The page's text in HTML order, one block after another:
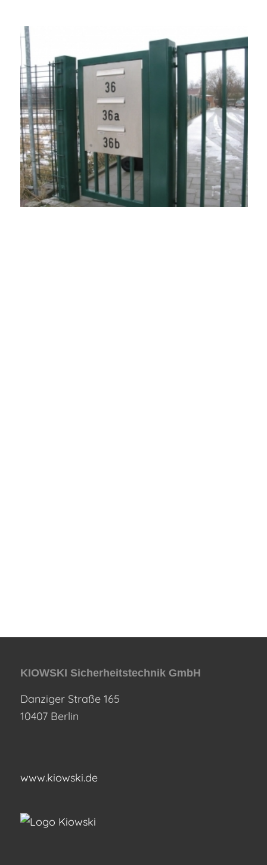
KIOWSKI Sicherheitstechnik GmbH
Danziger Straße 165
10407 Berlin
www.kiowski.de